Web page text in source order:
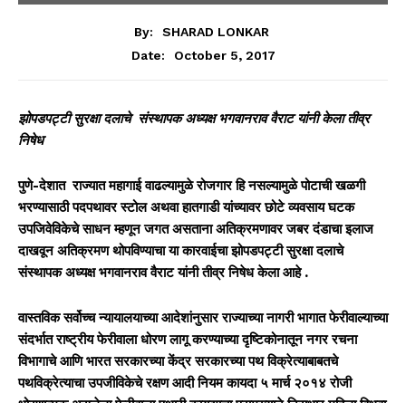
By:
SHARAD LONKAR
Date:
October 5, 2017
झोपडपट्टी सुरक्षा दलाचे संस्थापक अध्यक्ष भगवानराव वैराट यांनी केला तीव्र
निषेध
पुणे-देशात राज्यात महागाई वाढल्यामुळे रोजगार हि नसल्यामुळे पोटाची खळगी
भरण्यासाठी पदपथावर स्टोल अथवा हातगाडी यांच्यावर छोटे व्यवसाय घटक
उपजिवेविकेचे साधन म्हणून जगत असताना अतिक्रमणावर जबर दंडाचा इलाज
दाखवून अतिक्रमण थोपविण्याचा या कारवाईचा झोपडपट्टी सुरक्षा दलाचे
संस्थापक अध्यक्ष भगवानराव वैराट यांनी तीव्र निषेध केला आहे .
वास्तविक सर्वोच्च न्यायालयाच्या आदेशांनुसार राज्याच्या नागरी भागात फेरीवाल्याच्या
संदर्भात राष्ट्रीय फेरीवाला धोरण लागू करण्याच्या दृष्टिकोनातून नगर रचना
विभागाचे आणि भारत सरकारच्या केंद्र सरकारच्या पथ विक्रेत्याबाबतचे
पथविक्रेत्याचा उपजीविकेचे रक्षण आदी नियम कायदा ५ मार्च २०१४ रोजी